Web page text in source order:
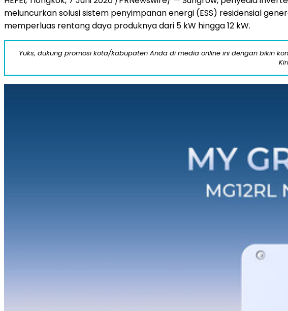
meluncurkan solusi sistem penyimpanan energi (ESS) residensial
memperluas rentang daya produknya dari 5 kW hingga 12 kW.
Yuks, dukung promosi kota/kabupaten Anda di media online ini dengan bikin